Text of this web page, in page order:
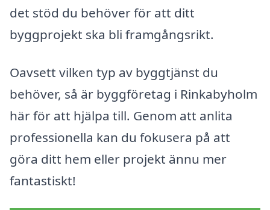
det stöd du behöver för att ditt
byggprojekt ska bli framgångsrikt.
Oavsett vilken typ av byggtjänst du
behöver, så är byggföretag i Rinkabyholm
här för att hjälpa till. Genom att anlita
professionella kan du fokusera på att
göra ditt hem eller projekt ännu mer
fantastiskt!